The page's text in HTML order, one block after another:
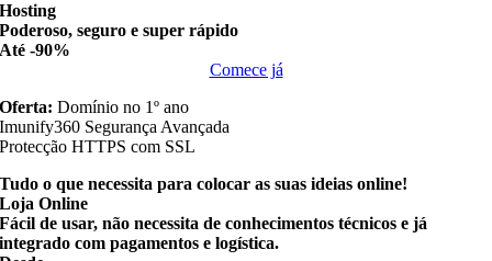
Hosting
Poderoso, seguro e super rápido
Até -90%
Comece já
Oferta: Domínio no 1º ano
Imunify360 Segurança Avançada
Protecção HTTPS com SSL
Tudo o que necessita para colocar as suas ideias online!
Loja Online
Fácil de usar, não necessita de conhecimentos técnicos e já
integrado com pagamentos e logística.